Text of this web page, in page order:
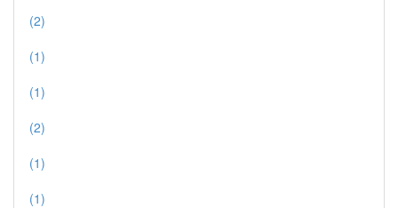
(2)
(1)
(1)
(2)
(1)
(1)